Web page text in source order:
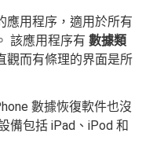
應用程序，適用於所有
該應用程序有數據類
觀而有條理的界面是所
數據恢復軟件也沒
備包括 iPad、iPod 和